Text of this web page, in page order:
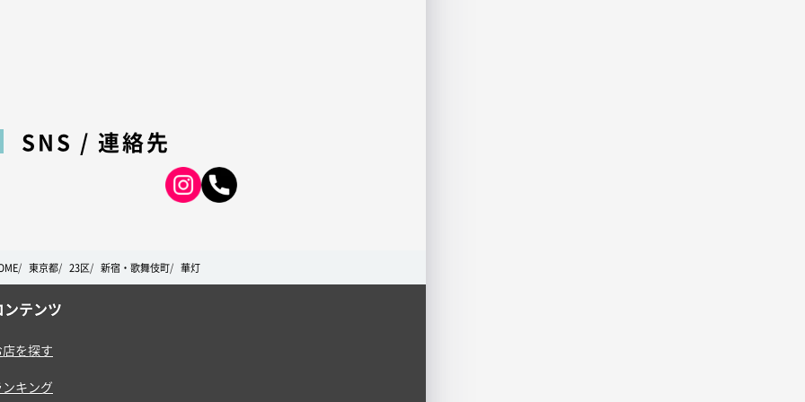
SNS / 連絡先
東京都 23区 新宿・歌舞伎町 華灯
ンテンツ
を探す
キング